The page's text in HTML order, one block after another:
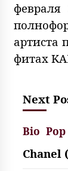
артиста
фитах
Next
Bio Pop